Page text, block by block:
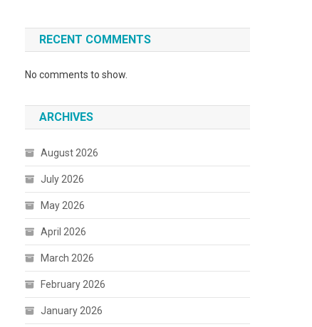
RECENT COMMENTS
No comments to show.
ARCHIVES
August 2026
July 2026
May 2026
April 2026
March 2026
February 2026
January 2026